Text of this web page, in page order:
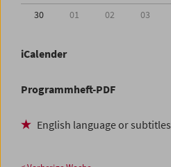
30
01 02 03
iCalender
Programmheft-PDF
English language or subtitles